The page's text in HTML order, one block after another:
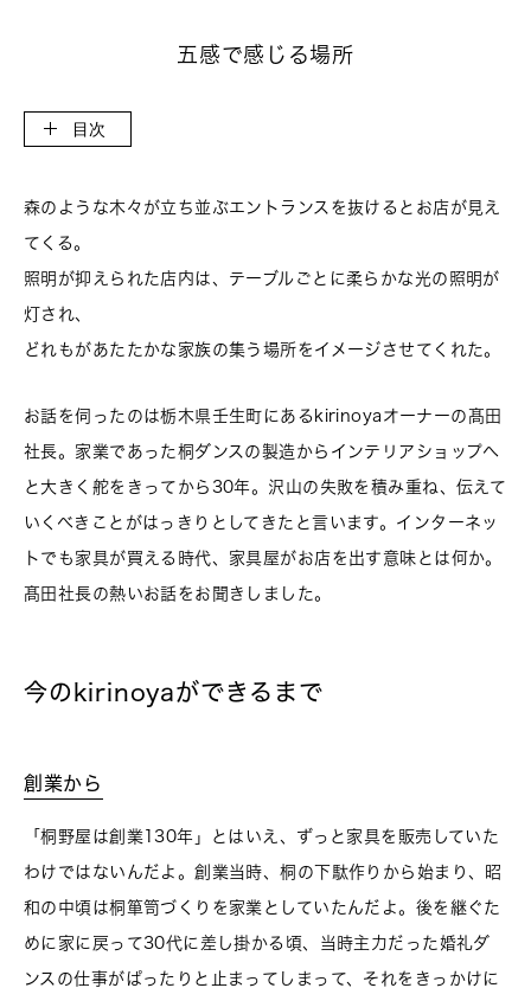
五感で感じる場所
目次
森のような木々が立ち並ぶエントランスを抜けるとお店が見え
てくる。
照明が抑えられた店内は、テーブルごとに柔らかな光の照明が
灯され、
どれもがあたたかな家族の集う場所をイメージさせてくれた。
お話を伺ったのは栃木県壬生町にあるkirinoyaオーナーの髙田
社長。家業であった桐ダンスの製造からインテリアショップへ
と大きく舵をきってから30年。沢山の失敗を積み重ね、伝えて
いくべきことがはっきりとしてきたと言います。インターネッ
トでも家具が買える時代、家具屋がお店を出す意味とは何か。
髙田社長の熱いお話をお聞きしました。
今のkirinoyaができるまで
創業から
「桐野屋は創業130年」とはいえ、ずっと家具を販売していた
わけではないんだよ。創業当時、桐の下駄作りから始まり、昭
和の中頃は桐箪笥づくりを家業としていたんだよ。後を継ぐた
めに家に戻って30代に差し掛かる頃、当時主力だった婚礼ダ
ンスの仕事がぱったりと止まってしまって、それをきっかけに